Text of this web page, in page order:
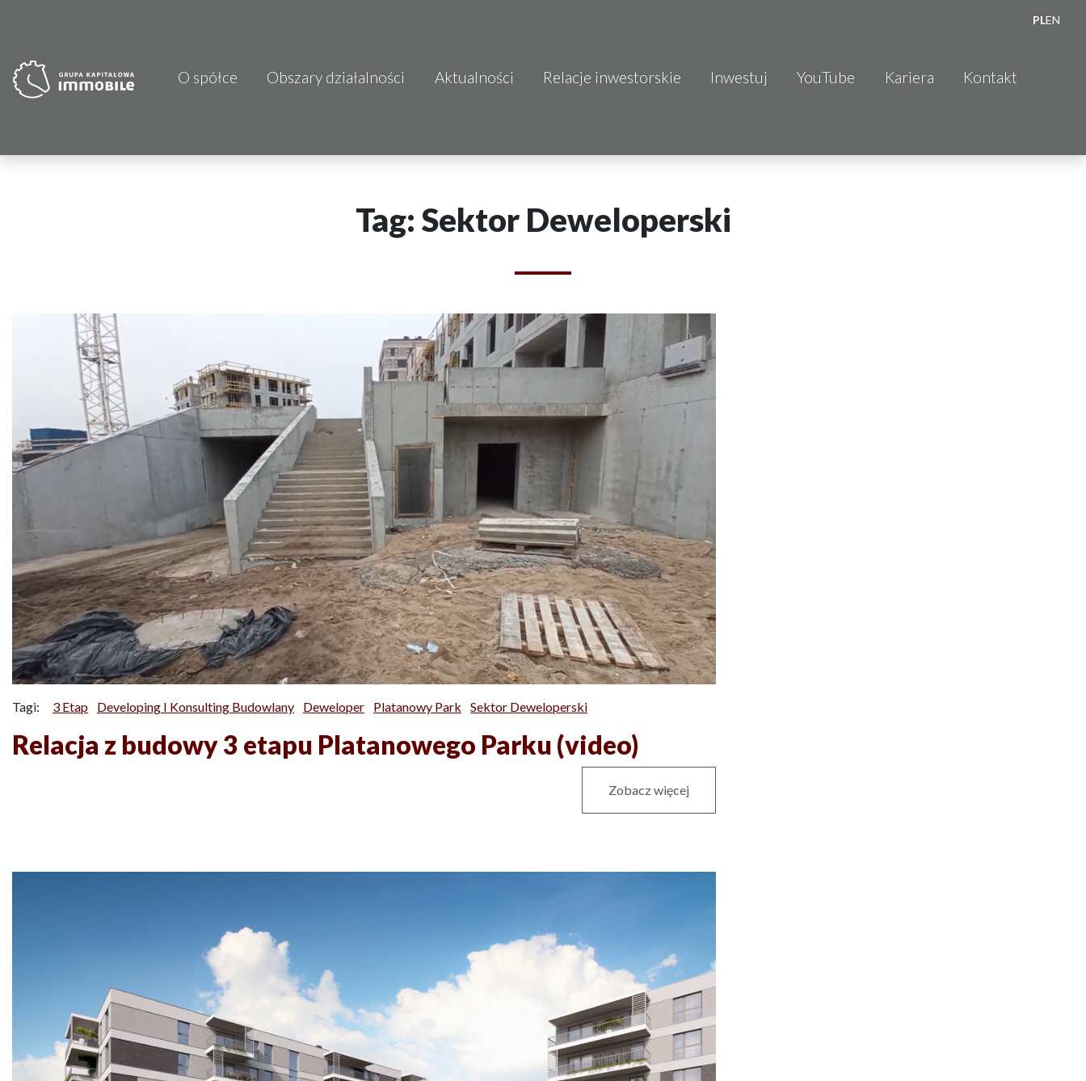
O spółce Obszary działalności
CDI KB Sp. z o.o.
Projprzem Budownictwo
Aktualności Relacje inwestorskie Inwestuj YouTube Kariera Kontakt
PLEN
Tag: Sektor Deweloperski
Tagi: 3 Etap Developing I Konsulting Budowlany Deweloper Platanowy Park Sektor Deweloperski
Relacja z budowy 3 etapu Platanowego Parku (video)
Zobacz więcej